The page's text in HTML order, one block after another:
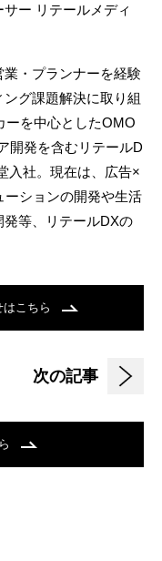
ー リテールメディ
・プランナーを経験
グ課題解決に取り組
ーを中心としたOMO
開発を含むリテールD
入社。現在は、広告×
ションの開発や生活
等、リテールDXの
こちら
次の記事